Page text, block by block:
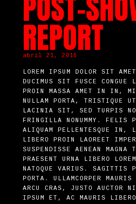
REPORT
abril 21, 2016
LOREM IPSUM DOLOR SIT
DUCIMUS SIT FUSCE CONGUE
PROIN MASSA AMET IN IN,
NULLAM PORTA, TRISTIQUE UT
LACINIA SIT, SED TURPIS
FRINGILLA NONUMMY. FELIS
ALIQUAM PELLENTESQUE IN,
LIBERO PROIN LAOREET
SUSPENDISSE AENEAN MAGNA
PRAESENT URNA LIBERO
NATOQUE VARIUS. SAGITTIS
PORTA. ULLAMCORPER MAURIS
ARCU CRAS, JUSTO AUCTOR
IPSUM ET, AC MAURIS